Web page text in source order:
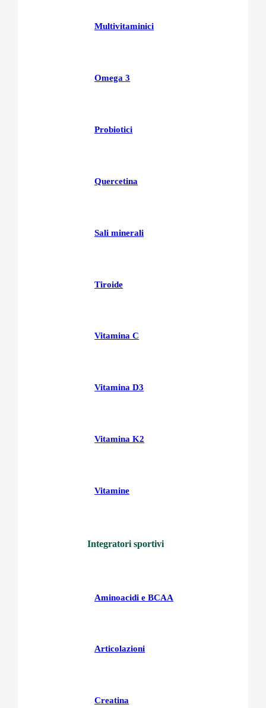
Multivitaminici
Omega 3
Probiotici
Quercetina
Sali minerali
Tiroide
Vitamina C
Vitamina D3
Vitamina K2
Vitamine
Integratori sportivi
Aminoacidi e BCAA
Articolazioni
Creatina